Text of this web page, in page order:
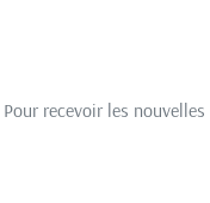
Pour recevoir les